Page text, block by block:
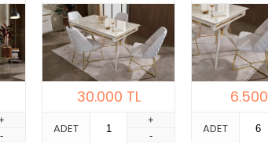
-
30.000 TL
ADET
+
-
6.500
ADET